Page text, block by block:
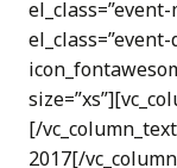
[/
2017[/